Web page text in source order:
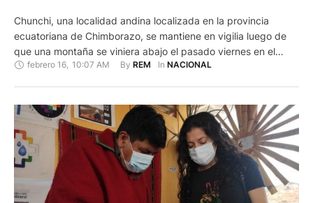
Chunchi, una localidad andina localizada en la provincia
ecuatoriana de Chimborazo, se mantiene en vigilia luego de
que una montaña se viniera abajo el pasado viernes en el
caserío aledaño de La Armenia, sepultando casas y animales,
muertes o …
febrero 16 10:07 AM By REM In NACIONAL